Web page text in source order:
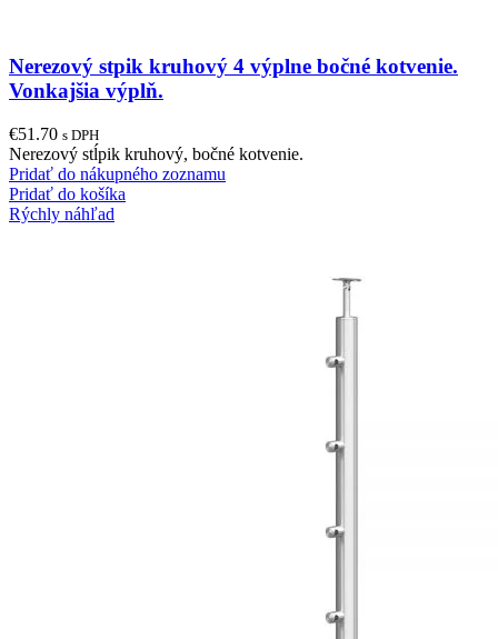
Nerezový stpik kruhový 4 výplne bočné kotvenie.
Vonkajšia výplň.
€51.70 s DPH
Nerezový stĺpik kruhový, bočné kotvenie.
Pridať do nákupného zoznamu
Pridať do košíka
Rýchly náhľad